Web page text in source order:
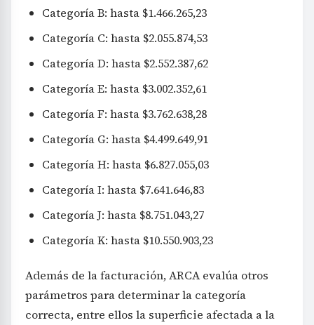
Categoría B: hasta $1.466.265,23
Categoría C: hasta $2.055.874,53
Categoría D: hasta $2.552.387,62
Categoría E: hasta $3.002.352,61
Categoría F: hasta $3.762.638,28
Categoría G: hasta $4.499.649,91
Categoría H: hasta $6.827.055,03
Categoría I: hasta $7.641.646,83
Categoría J: hasta $8.751.043,27
Categoría K: hasta $10.550.903,23
Además de la facturación, ARCA evalúa otros
parámetros para determinar la categoría
correcta, entre ellos la superficie afectada a la